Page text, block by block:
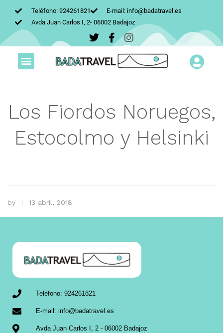
Teléfono: 924261821
E-mail: info@badatravel.es
Avda Juan Carlos I, 2- 06002 Badajoz
Los Fiordos Noruegos,
Estocolmo y Helsinki
by 13 abril, 2018
Teléfono: 924261821
E-mail: info@badatravel.es
Avda Juan Carlos I, 2 - 06002 Badajoz